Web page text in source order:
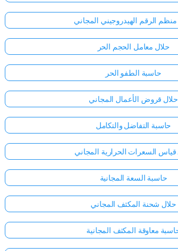
منظم الرقم الهيدروجيني المجاني
حلال معامل الحجم الحر
حاسبة الطفو الحر
حلال قروض الأعمال المجاني
حاسبة التفاضل والتكامل
قياس السعرات الحرارية المجاني
حاسبة السعة المجانية
حلال شحنة المكثف المجاني
معاوقة المكثف المجانية